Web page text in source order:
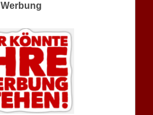
Werbung